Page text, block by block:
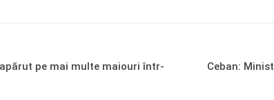
pe mai multe maiouri într-
Ceban: